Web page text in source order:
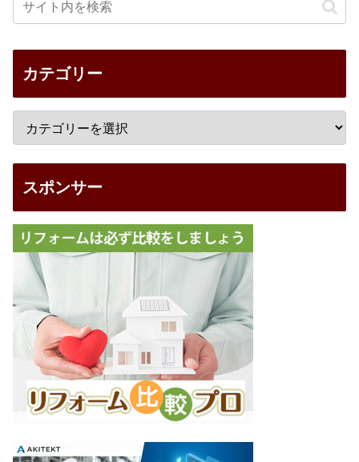
カテゴリー
スポンサー